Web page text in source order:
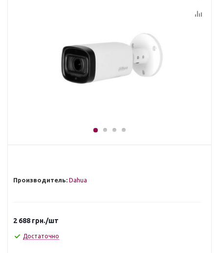
Производитель: Dahua
2 688 грн./шт
Достаточно